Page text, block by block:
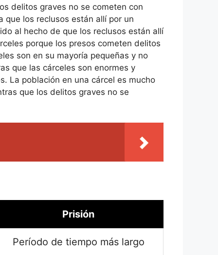
delitos graves no se cometen con
que los reclusos están allí por un
al hecho de que los reclusos están allí
porque los presos cometen delitos
son en su mayoría pequeñas y no
que las cárceles son enormes y
La población en una cárcel es mucho
que los delitos graves no se
Prisión
Período de tiempo más largo